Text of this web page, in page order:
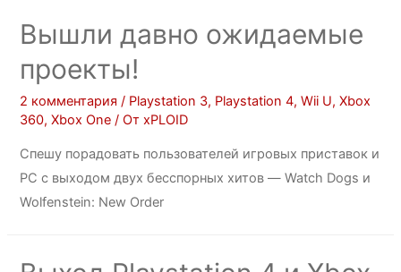
Вышли давно ожидаемые
проекты!
2 комментария / Playstation 3, Playstation 4,Wii U,Xbox
360,Xbox One / ОтxPLOID
Спешу порадовать пользователей игровых приставок и
PC с выходом двух бесспорных хитов — Watch Dogs и
Wolfenstein: New Order